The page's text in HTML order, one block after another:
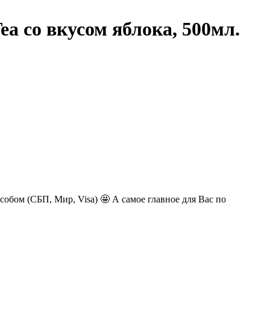
со вкусом яблока, 500мл.
(СБП, Мир, Visa) 🤩 А самое главное для Вас по